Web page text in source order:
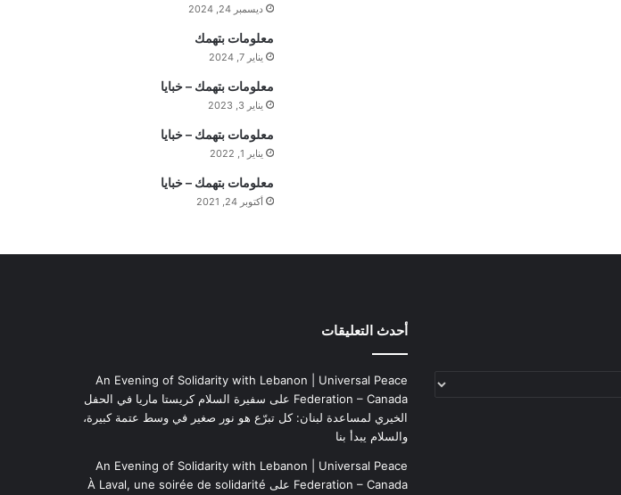
ديسمبر 24, 2024
معلومات بتهمك
يناير 7, 2024
معلومات بتهمك – خبايا
يناير 3, 2023
معلومات بتهمك – خبايا
يناير 1, 2022
معلومات بتهمك – خبايا
أكتوبر 24, 2021
أحدث التعليقات
An Evening of Solidarity with Lebanon | Universal Peace
Federation – Canada على سفيرة السلام كريستا ماريا في الحفل
الخيري لمساعدة لبنان: كل تبرّع هو نور صغير في وسط عتمة كبيرة،
والسلام يبدأ بنا
An Evening of Solidarity with Lebanon | Universal Peace
Federation – Canada على À Laval, une soirée de solidarité